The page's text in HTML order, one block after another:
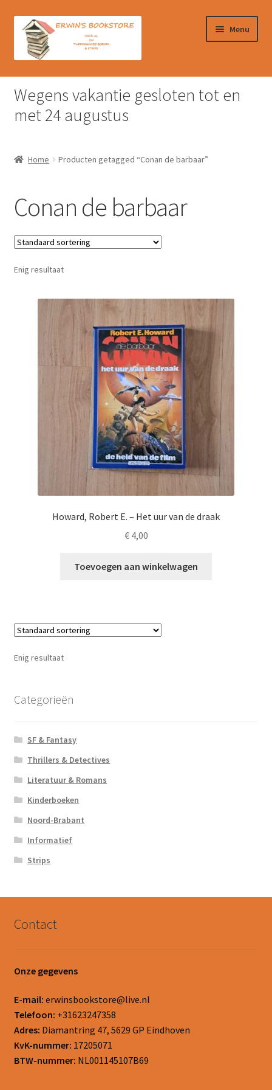
door
naar
naar
Menu
Home
Afrekenen
Verzendkosten & Ophalen boeken
Winkelmand
Wegens vakantie gesloten tot en
met 24 augustus
Home Producten getagged “Conan de barbaar”
Conan de barbaar
Enig resultaat
Howard, Robert E. – Het uur van de draak
€4,00
Toevoegen aan winkelwagen
Enig resultaat
Categorieën
SF & Fantasy
Thrillers & Detectives
Literatuur & Romans
Kinderboeken
Noord-Brabant
Informatief
Strips
Contact
Onze gegevens
E-mail: erwinsbookstore@live.nl
Telefoon: +31623247358
Adres: Diamantring 47, 5629 GP Eindhoven
KvK-nummer: 17205071
BTW-nummer: NL001145107B69